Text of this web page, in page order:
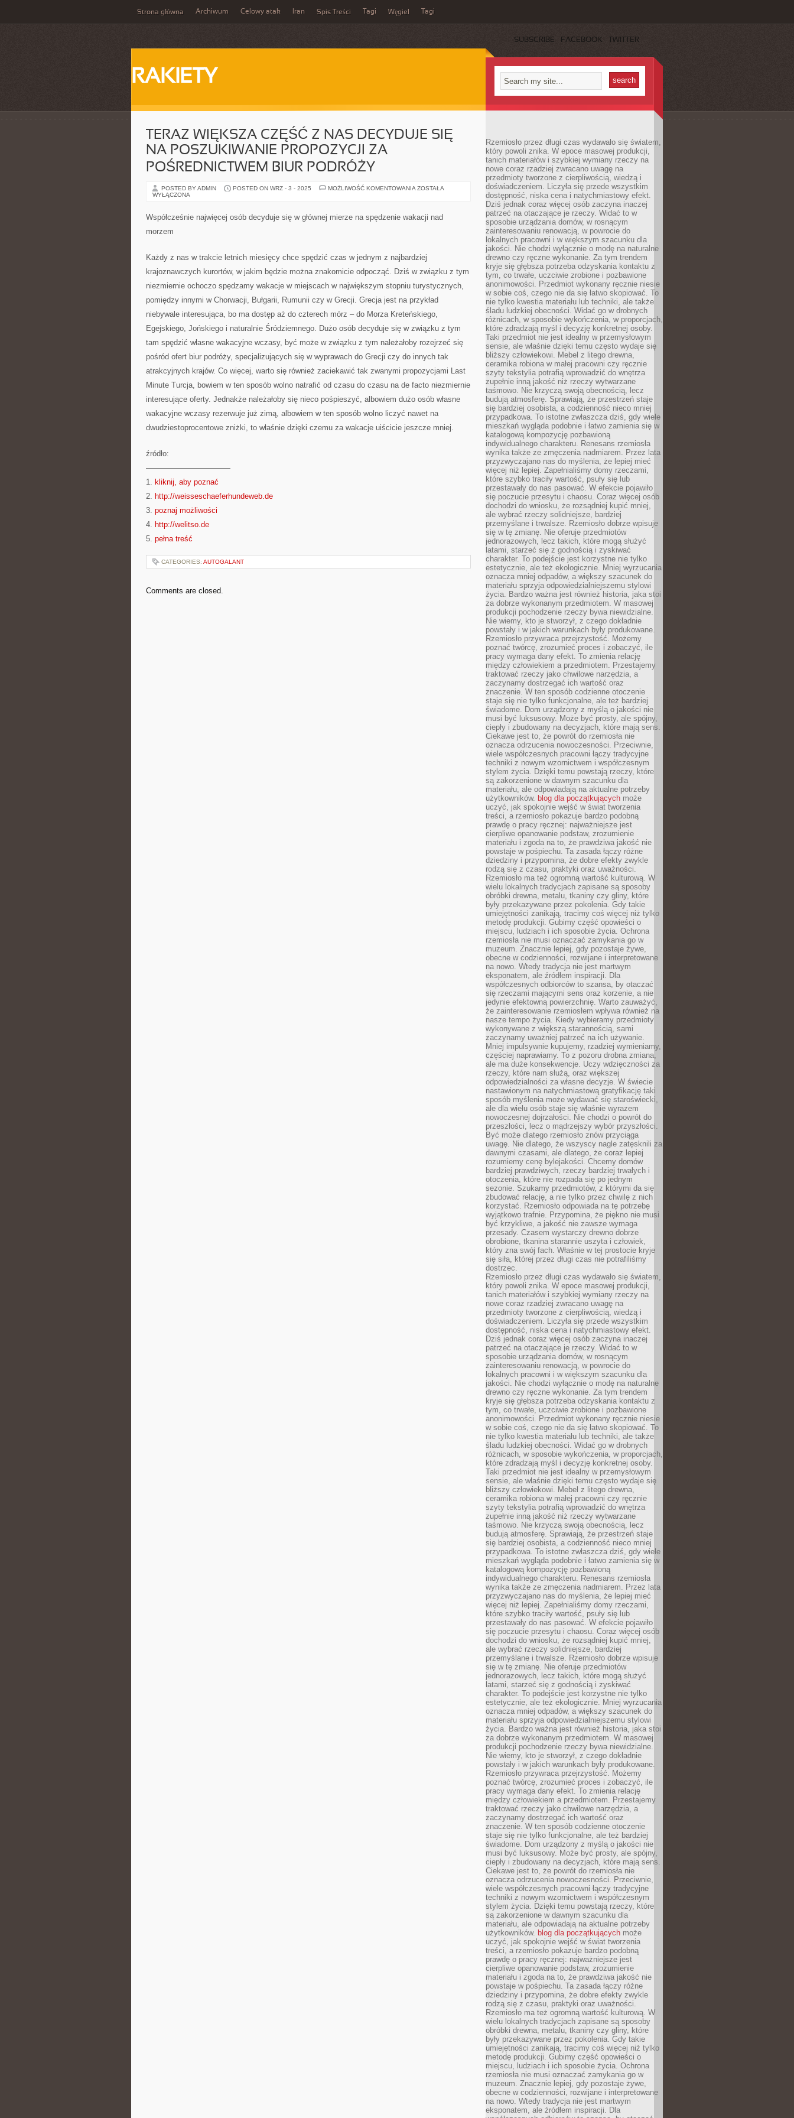
Strona główna Archiwum Celowy atak Iran Spis Treści Tagi Węgiel Tagi
SUBSCRIBE FACEBOOK TWITTER
RAKIETY
TERAZ WIĘKSZA CZĘŚĆ Z NAS DECYDUJE SIĘ
NA POSZUKIWANIE PROPOZYCJI ZA
POŚREDNICTWEM BIUR PODRÓŻY
POSTED BY ADMIN POSTED ON WRZ - 3 - 2025 MOŻLIWOŚĆ KOMENTOWANIA TERAZ
NAS
DECYDUJE
POŚREDNICTWEM
PODRÓŻY
ZOSTAŁA
WYŁĄCZONA
Współcześnie najwięcej osób decyduje się w głównej mierze na spędzenie wakacji nad
morzem
Każdy z nas w trakcie letnich miesięcy chce spędzić czas w jednym z najbardziej
krajoznawczych kurortów, w jakim będzie można znakomicie odpocząć. Dziś w związku z tym
niezmiernie ochoczo spędzamy wakacje w miejscach w największym stopniu turystycznych,
pomiędzy innymi w Chorwacji, Bułgarii, Rumunii czy w Grecji. Grecja jest na przykład
niebywale interesująca, bo ma dostęp aż do czterech mórz – do Morza Kreteńskiego,
Egejskiego, Jońskiego i naturalnie Śródziemnego. Dużo osób decyduje się w związku z tym
tam spędzić własne wakacyjne wczasy, być może w związku z tym należałoby rozejrzeć się
pośród ofert biur podróży, specjalizujących się w wyprawach do Grecji czy do innych tak
atrakcyjnych krajów. Co więcej, warto się również zaciekawić tak zwanymi propozycjami Last
Minute Turcja, bowiem w ten sposób wolno natrafić od czasu do czasu na de facto niezmiernie
interesujące oferty. Jednakże należałoby się nieco pośpieszyć, albowiem dużo osób własne
wakacyjne wczasy rezerwuje już zimą, albowiem w ten sposób wolno liczyć nawet na
dwudziestoprocentowe zniżki, to właśnie dzięki czemu za wakacje uiścicie jeszcze mniej.
źródło:
———————————
1. kliknij, aby poznać
2. http://weisseschaeferhundeweb.de
3. poznaj możliwości
4. http://welitso.de
5. pełna treść
CATEGORIES: AUTOGALANT
Comments are closed.
Rzemiosło przez długi czas wydawało się światem,
który powoli znika. W epoce masowej produkcji,
tanich materiałów i szybkiej wymiany rzeczy na
nowe coraz rzadziej zwracano uwagę na
przedmioty tworzone z cierpliwością, wiedzą i
doświadczeniem. Liczyła się przede wszystkim
dostępność, niska cena i natychmiastowy efekt.
Dziś jednak coraz więcej osób zaczyna inaczej
patrzeć na otaczające je rzeczy. Widać to w
sposobie urządzania domów, w rosnącym
zainteresowaniu renowacją, w powrocie do
lokalnych pracowni i w większym szacunku dla
jakości. Nie chodzi wyłącznie o modę na naturalne
drewno czy ręczne wykonanie. Za tym trendem
kryje się głębsza potrzeba odzyskania kontaktu z
tym, co trwałe, uczciwie zrobione i pozbawione
anonimowości. Przedmiot wykonany ręcznie niesie
w sobie coś, czego nie da się łatwo skopiować. To
nie tylko kwestia materiału lub techniki, ale także
śladu ludzkiej obecności. Widać go w drobnych
różnicach, w sposobie wykończenia, w proporcjach,
które zdradzają myśl i decyzję konkretnej osoby.
Taki przedmiot nie jest idealny w przemysłowym
sensie, ale właśnie dzięki temu często wydaje się
bliższy człowiekowi. Mebel z litego drewna,
ceramika robiona w małej pracowni czy ręcznie
szyty tekstylia potrafią wprowadzić do wnętrza
zupełnie inną jakość niż rzeczy wytwarzane
taśmowo. Nie krzyczą swoją obecnością, lecz
budują atmosferę. Sprawiają, że przestrzeń staje
się bardziej osobista, a codzienność nieco mniej
przypadkowa. To istotne zwłaszcza dziś, gdy wiele
mieszkań wygląda podobnie i łatwo zamienia się w
katalogową kompozycję pozbawioną
indywidualnego charakteru. Renesans rzemiosła
wynika także ze zmęczenia nadmiarem. Przez lata
przyzwyczajano nas do myślenia, że lepiej mieć
więcej niż lepiej. Zapełnialiśmy domy rzeczami,
które szybko traciły wartość, psuły się lub
przestawały do nas pasować. W efekcie pojawiło
się poczucie przesytu i chaosu. Coraz więcej osób
dochodzi do wniosku, że rozsądniej kupić mniej,
ale wybrać rzeczy solidniejsze, bardziej
przemyślane i trwalsze. Rzemiosło dobrze wpisuje
się w tę zmianę. Nie oferuje przedmiotów
jednorazowych, lecz takich, które mogą służyć
latami, starzeć się z godnością i zyskiwać
charakter. To podejście jest korzystne nie tylko
estetycznie, ale też ekologicznie. Mniej wyrzucania
oznacza mniej odpadów, a większy szacunek do
materiału sprzyja odpowiedzialniejszemu stylowi
życia. Bardzo ważna jest również historia, jaka stoi
za dobrze wykonanym przedmiotem. W masowej
produkcji pochodzenie rzeczy bywa niewidzialne.
Nie wiemy, kto je stworzył, z czego dokładnie
powstały i w jakich warunkach były produkowane.
Rzemiosło przywraca przejrzystość. Możemy
poznać twórcę, zrozumieć proces i zobaczyć, ile
pracy wymaga dany efekt. To zmienia relację
między człowiekiem a przedmiotem. Przestajemy
traktować rzeczy jako chwilowe narzędzia, a
zaczynamy dostrzegać ich wartość oraz
znaczenie. W ten sposób codzienne otoczenie
staje się nie tylko funkcjonalne, ale też bardziej
świadome. Dom urządzony z myślą o jakości nie
musi być luksusowy. Może być prosty, ale spójny,
ciepły i zbudowany na decyzjach, które mają sens.
Ciekawe jest to, że powrót do rzemiosła nie
oznacza odrzucenia nowoczesności. Przeciwnie,
wiele współczesnych pracowni łączy tradycyjne
techniki z nowym wzornictwem i współczesnym
stylem życia. Dzięki temu powstają rzeczy, które
są zakorzenione w dawnym szacunku dla
materiału, ale odpowiadają na aktualne potrzeby
użytkowników. blog dla początkujących może
uczyć, jak spokojnie wejść w świat tworzenia
treści, a rzemiosło pokazuje bardzo podobną
prawdę o pracy ręcznej: najważniejsze jest
cierpliwe opanowanie podstaw, zrozumienie
materiału i zgoda na to, że prawdziwa jakość nie
powstaje w pośpiechu. Ta zasada łączy różne
dziedziny i przypomina, że dobre efekty zwykle
rodzą się z czasu, praktyki oraz uważności.
Rzemiosło ma też ogromną wartość kulturową. W
wielu lokalnych tradycjach zapisane są sposoby
obróbki drewna, metalu, tkaniny czy gliny, które
były przekazywane przez pokolenia. Gdy takie
umiejętności zanikają, tracimy coś więcej niż tylko
metodę produkcji. Gubimy część opowieści o
miejscu, ludziach i ich sposobie życia. Ochrona
rzemiosła nie musi oznaczać zamykania go w
muzeum. Znacznie lepiej, gdy pozostaje żywe,
obecne w codzienności, rozwijane i interpretowane
na nowo. Wtedy tradycja nie jest martwym
eksponatem, ale źródłem inspiracji. Dla
współczesnych odbiorców to szansa, by otaczać
się rzeczami mającymi sens oraz korzenie, a nie
jedynie efektowną powierzchnię. Warto zauważyć,
że zainteresowanie rzemiosłem wpływa również na
nasze tempo życia. Kiedy wybieramy przedmioty
wykonywane z większą starannością, sami
zaczynamy uważniej patrzeć na ich używanie.
Mniej impulsywnie kupujemy, rzadziej wymieniamy,
częściej naprawiamy. To z pozoru drobna zmiana,
ale ma duże konsekwencje. Uczy wdzięczności za
rzeczy, które nam służą, oraz większej
odpowiedzialności za własne decyzje. W świecie
nastawionym na natychmiastową gratyfikację taki
sposób myślenia może wydawać się staroświecki,
ale dla wielu osób staje się właśnie wyrazem
nowoczesnej dojrzałości. Nie chodzi o powrót do
przeszłości, lecz o mądrzejszy wybór przyszłości.
Być może dlatego rzemiosło znów przyciąga
uwagę. Nie dlatego, że wszyscy nagle zatęsknili za
dawnymi czasami, ale dlatego, że coraz lepiej
rozumiemy cenę bylejakości. Chcemy domów
bardziej prawdziwych, rzeczy bardziej trwałych i
otoczenia, które nie rozpada się po jednym
sezonie. Szukamy przedmiotów, z którymi da się
zbudować relację, a nie tylko przez chwilę z nich
korzystać. Rzemiosło odpowiada na tę potrzebę
wyjątkowo trafnie. Przypomina, że piękno nie musi
być krzykliwe, a jakość nie zawsze wymaga
przesady. Czasem wystarczy drewno dobrze
obrobione, tkanina starannie uszyta i człowiek,
który zna swój fach. Właśnie w tej prostocie kryje
się siła, której przez długi czas nie potrafiliśmy
dostrzec.
Rzemiosło przez długi czas wydawało się światem,
który powoli znika. W epoce masowej produkcji,
tanich materiałów i szybkiej wymiany rzeczy na
nowe coraz rzadziej zwracano uwagę na
przedmioty tworzone z cierpliwością, wiedzą i
doświadczeniem. Liczyła się przede wszystkim
dostępność, niska cena i natychmiastowy efekt.
Dziś jednak coraz więcej osób zaczyna inaczej
patrzeć na otaczające je rzeczy. Widać to w
sposobie urządzania domów, w rosnącym
zainteresowaniu renowacją, w powrocie do
lokalnych pracowni i w większym szacunku dla
jakości. Nie chodzi wyłącznie o modę na naturalne
drewno czy ręczne wykonanie. Za tym trendem
kryje się głębsza potrzeba odzyskania kontaktu z
tym, co trwałe, uczciwie zrobione i pozbawione
anonimowości. Przedmiot wykonany ręcznie niesie
w sobie coś, czego nie da się łatwo skopiować. To
nie tylko kwestia materiału lub techniki, ale także
śladu ludzkiej obecności. Widać go w drobnych
różnicach, w sposobie wykończenia, w proporcjach,
które zdradzają myśl i decyzję konkretnej osoby.
Taki przedmiot nie jest idealny w przemysłowym
sensie, ale właśnie dzięki temu często wydaje się
bliższy człowiekowi. Mebel z litego drewna,
ceramika robiona w małej pracowni czy ręcznie
szyty tekstylia potrafią wprowadzić do wnętrza
zupełnie inną jakość niż rzeczy wytwarzane
taśmowo. Nie krzyczą swoją obecnością, lecz
budują atmosferę. Sprawiają, że przestrzeń staje
się bardziej osobista, a codzienność nieco mniej
przypadkowa. To istotne zwłaszcza dziś, gdy wiele
mieszkań wygląda podobnie i łatwo zamienia się w
katalogową kompozycję pozbawioną
indywidualnego charakteru. Renesans rzemiosła
wynika także ze zmęczenia nadmiarem. Przez lata
przyzwyczajano nas do myślenia, że lepiej mieć
więcej niż lepiej. Zapełnialiśmy domy rzeczami,
które szybko traciły wartość, psuły się lub
przestawały do nas pasować. W efekcie pojawiło
się poczucie przesytu i chaosu. Coraz więcej osób
dochodzi do wniosku, że rozsądniej kupić mniej,
ale wybrać rzeczy solidniejsze, bardziej
przemyślane i trwalsze. Rzemiosło dobrze wpisuje
się w tę zmianę. Nie oferuje przedmiotów
jednorazowych, lecz takich, które mogą służyć
latami, starzeć się z godnością i zyskiwać
charakter. To podejście jest korzystne nie tylko
estetycznie, ale też ekologicznie. Mniej wyrzucania
oznacza mniej odpadów, a większy szacunek do
materiału sprzyja odpowiedzialniejszemu stylowi
życia. Bardzo ważna jest również historia, jaka stoi
za dobrze wykonanym przedmiotem. W masowej
produkcji pochodzenie rzeczy bywa niewidzialne.
Nie wiemy, kto je stworzył, z czego dokładnie
powstały i w jakich warunkach były produkowane.
Rzemiosło przywraca przejrzystość. Możemy
poznać twórcę, zrozumieć proces i zobaczyć, ile
pracy wymaga dany efekt. To zmienia relację
między człowiekiem a przedmiotem. Przestajemy
traktować rzeczy jako chwilowe narzędzia, a
zaczynamy dostrzegać ich wartość oraz
znaczenie. W ten sposób codzienne otoczenie
staje się nie tylko funkcjonalne, ale też bardziej
świadome. Dom urządzony z myślą o jakości nie
musi być luksusowy. Może być prosty, ale spójny,
ciepły i zbudowany na decyzjach, które mają sens.
Ciekawe jest to, że powrót do rzemiosła nie
oznacza odrzucenia nowoczesności. Przeciwnie,
wiele współczesnych pracowni łączy tradycyjne
techniki z nowym wzornictwem i współczesnym
stylem życia. Dzięki temu powstają rzeczy, które
są zakorzenione w dawnym szacunku dla
materiału, ale odpowiadają na aktualne potrzeby
użytkowników. blog dla początkujących może
uczyć, jak spokojnie wejść w świat tworzenia
treści, a rzemiosło pokazuje bardzo podobną
prawdę o pracy ręcznej: najważniejsze jest
cierpliwe opanowanie podstaw, zrozumienie
materiału i zgoda na to, że prawdziwa jakość nie
powstaje w pośpiechu. Ta zasada łączy różne
dziedziny i przypomina, że dobre efekty zwykle
rodzą się z czasu, praktyki oraz uważności.
Rzemiosło ma też ogromną wartość kulturową. W
wielu lokalnych tradycjach zapisane są sposoby
obróbki drewna, metalu, tkaniny czy gliny, które
były przekazywane przez pokolenia. Gdy takie
umiejętności zanikają, tracimy coś więcej niż tylko
metodę produkcji. Gubimy część opowieści o
miejscu, ludziach i ich sposobie życia. Ochrona
rzemiosła nie musi oznaczać zamykania go w
muzeum. Znacznie lepiej, gdy pozostaje żywe,
obecne w codzienności, rozwijane i interpretowane
na nowo. Wtedy tradycja nie jest martwym
eksponatem, ale źródłem inspiracji. Dla